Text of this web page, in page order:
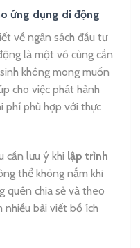
ứng dụng di động
về ngân sách đầu tư
là một vô cùng cần
không mong muốn
cho việc phát hành
phí phù hợp với thực
cần lưu ý khi lập trình
thể không nắm khi
quên chia sẻ và theo
nhiều bài viết bổ ích